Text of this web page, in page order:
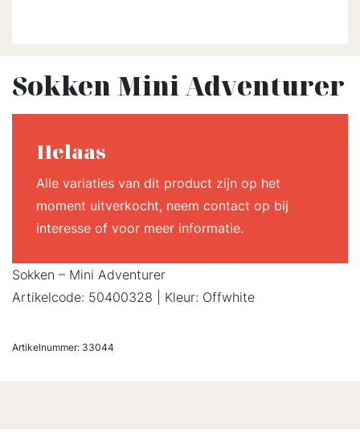
Sokken Mini Adventurer
Helaas
Alle variaties van dit product zijn op het
moment uitverkocht, neem contact op bij
interesse of voor meer informatie.
Sokken – Mini Adventurer
Artikelcode: 50400328 | Kleur: Offwhite
Artikelnummer: 33044